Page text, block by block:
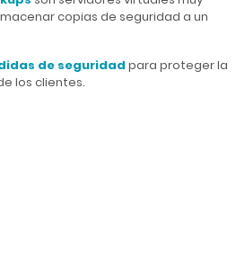
copias de seguridad a un
de seguridad para proteger la
los clientes.